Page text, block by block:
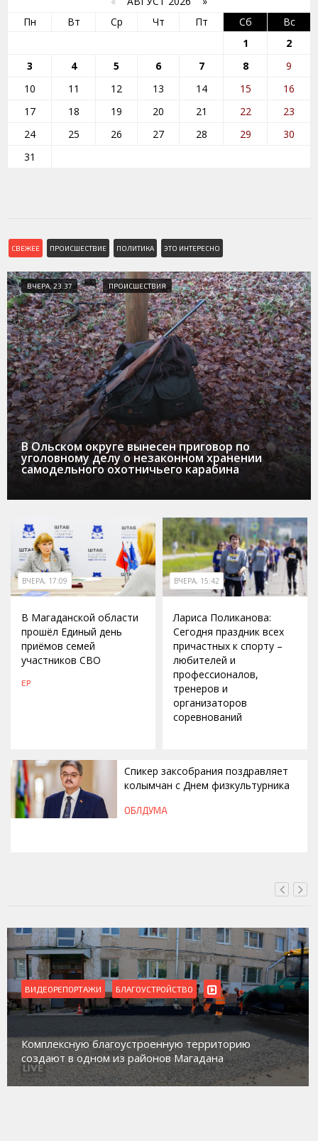
Пн
Вт Ср Чт Пт Сб
Вс
1
2
3
4 5 6 7 8
9
10
11 12 13 14 15
16
17
18 19 20 21 22
23
24
25 26 27 28 29
30
31
СВЕЖЕЕ ПРОИСШЕСТВИЕ ПОЛИТИКА ЭТО ИНТЕРЕСНО
ВЧЕРА, 23:37 ПРОИСШЕСТВИЯ
В Ольском округе вынесен приговор по
уголовному делу о незаконном хранении
самодельного охотничьего карабина
ВЧЕРА, 17:09
В Магаданской области
прошёл Единый день
приёмов семей
участников СВО
ЕР
ВЧЕРА, 15:42
Лариса Поликанова:
Сегодня праздник всех
причастных к спорту –
любителей и
профессионалов,
тренеров и
организаторов
соревнований
Спикер заксобрания поздравляет
колымчан с Днем физкультурника
ОБЛДУМА
ВИДЕОРЕПОРТАЖИ
Магадан присоединился к пилотному проекту по
работе с несовершеннолетними из групп
социального риска «Переправа»